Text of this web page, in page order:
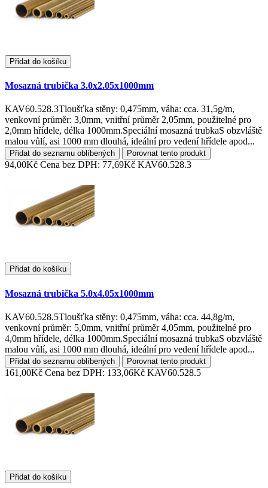
Přidat do košíku
Mosazná trubička 3.0x2.05x1000mm
KAV60.528.3Tloušťka stěny: 0,475mm, váha: cca. 31,5g/m,
venkovní průměr: 3,0mm, vnitřní průměr 2,05mm, použitelné pro
2,0mm hřídele, délka 1000mm.Speciální mosazná trubkaS obzvláště
malou vůlí, asi 1000 mm dlouhá, ideální pro vedení hřídele apod...
Přidat do seznamu oblíbených Porovnat tento produkt
94,00Kč Cena bez DPH: 77,69Kč KAV60.528.3
Přidat do košíku
Mosazná trubička 5.0x4.05x1000mm
KAV60.528.5Tloušťka stěny: 0,475mm, váha: cca. 44,8g/m,
venkovní průměr: 5,0mm, vnitřní průměr 4,05mm, použitelné pro
4,0mm hřídele, délka 1000mm.Speciální mosazná trubkaS obzvláště
malou vůlí, asi 1000 mm dlouhá, ideální pro vedení hřídele apod...
Přidat do seznamu oblíbených Porovnat tento produkt
161,00Kč Cena bez DPH: 133,06Kč KAV60.528.5
Přidat do košíku